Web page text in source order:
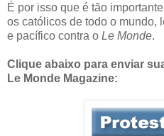
É por isso que é tão
os católicos de todo o mundo,
e pacífico contra o Le Monde.
Clique abaixo para enviar
Le Monde Magazine: